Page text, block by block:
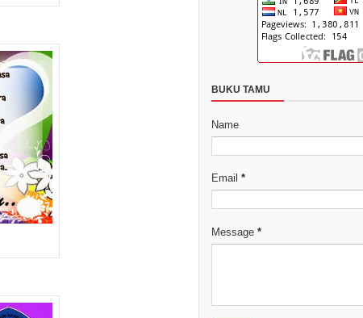
BUKU TAMU
Name
Email *
Message *